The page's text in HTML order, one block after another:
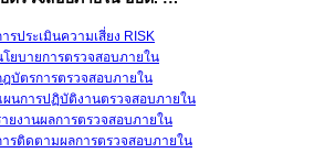
ารประเมินความเสี่ยง RISK
โยบายการตรวจสอบภายใน
ฎบัตรการตรวจสอบภายใน
ผนการปฏิบัติงานตรวจสอบภายใน
ายงานผลการตรวจสอบภายใน
ารติดตามผลการตรวจสอบภายใน